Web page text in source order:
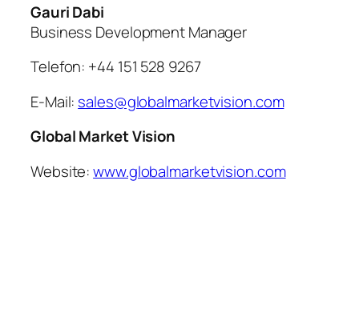
Gauri Dabi
Business Development Manager
Telefon: +44 151 528 9267
E-Mail: sales@globalmarketvision.com
Global Market Vision
Website:www.globalmarketvision.com